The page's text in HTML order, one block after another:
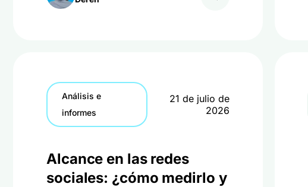
Análisis e
informes
21 de julio de
2026
Alcance en las redes
sociales: ¿cómo medirlo y